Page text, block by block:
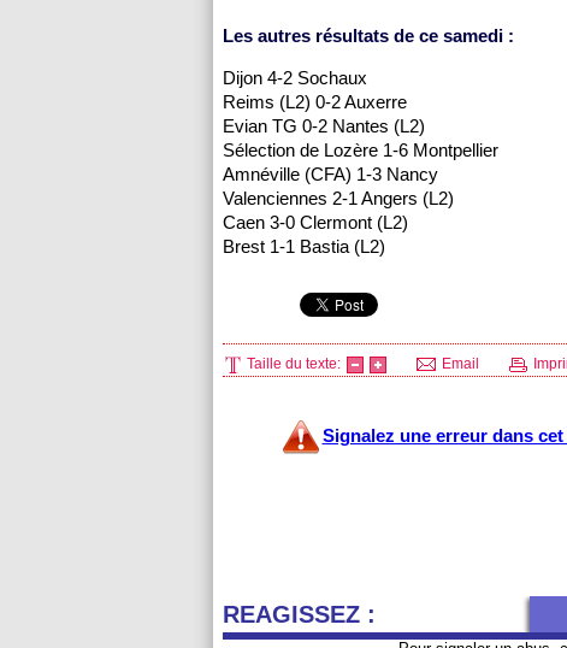
Les autres résultats de ce samedi :
Dijon 4-2 Sochaux
Reims (L2) 0-2Auxerre
Evian TG 0-2 Nantes (L2)
Sélection de Lozère 1-6 Montpellier
Amnéville (CFA) 1-3 Nancy
Valenciennes 2-1 Angers (L2)
Caen 3-0 Clermont (L2)
Brest 1-1 Bastia (L2)
Taille du texte: Email
Signalez une erreur dans
REAGISSEZ :